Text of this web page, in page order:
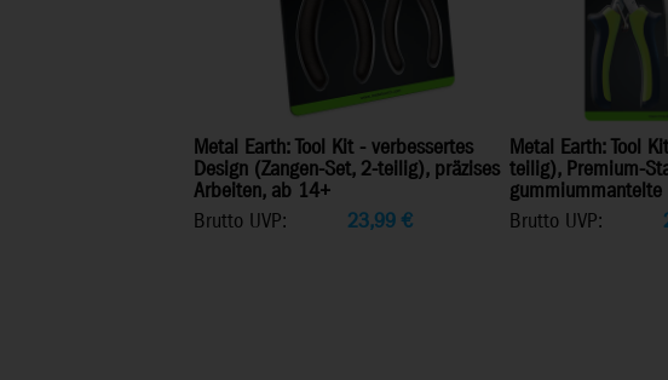
Metal Earth: Tool Kit - verbessertes
Design (Zangen-Set, 2-teilig), präzises
Arbeiten, ab 14+
Brutto UVP:
23,99 €
Metal Earth: Tool
teilig), Premium-
Brutto UVP: